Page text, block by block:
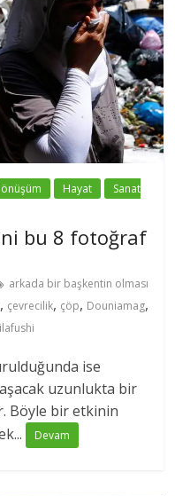
Hayat
Sanat
bu 8 fotoğraf
arkada bir başkentin olması
, çevrecilik, çöp, Douniamag,
ise
uzunlukta bir
Böyle bir etkinin
Devam